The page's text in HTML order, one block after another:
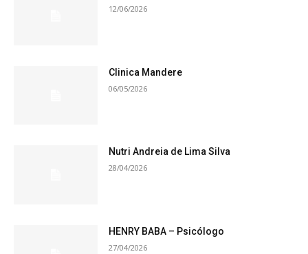
12/06/2026
Clinica Mandere
06/05/2026
Nutri Andreia de Lima Silva
28/04/2026
HENRY BABA – Psicólogo
27/04/2026